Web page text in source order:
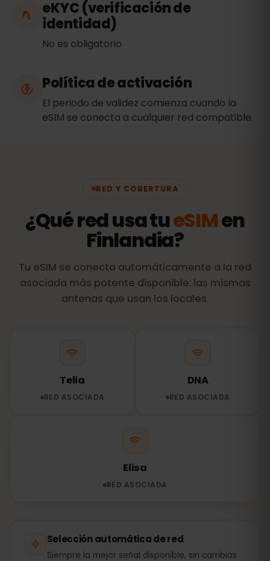
eKYC (verificación de
identidad)
No es obligatorio
Política de activación
El periodo de validez comienza cuando la
eSIM se conecta a cualquier red compatible.
RED Y COBERTURA
¿Qué red usa tueSIMen
Finlandia?
Tu eSIM se conecta automáticamente a la red
asociada más potente disponible: las mismas
antenas que usan los locales.
Telia
RED ASOCIADA
DNA
RED ASOCIADA
Elisa
RED ASOCIADA
Selección automática de red
Siempre la mejor señal disponible, sin cambios